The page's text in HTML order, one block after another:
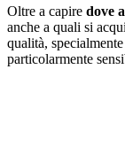
Oltre a capire dove
anche a quali si
qualità,
particolarmente